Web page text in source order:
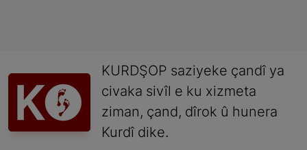
KURDŞOP saziyeke çandî ya
civaka sivîl e ku xizmeta
ziman, çand, dîrok û hunera
Kurdî dike.